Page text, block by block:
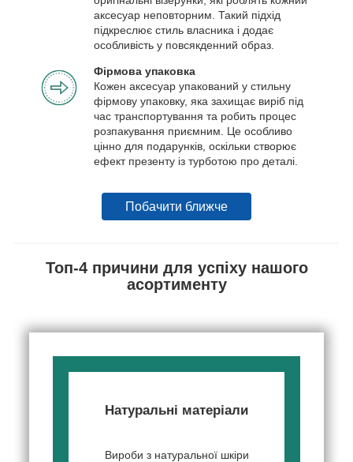
аксесуар неповторним. Такий підхід
підкреслює стиль власника і додає
особливість у повсякденний образ.
Фірмова упаковка
Кожен аксесуар упакований у стильну
фірмову упаковку, яка захищає виріб під
час транспортування та робить процес
розпакування приємним. Це особливо
цінно для подарунків, оскільки створює
ефект презенту із турботою про деталі.
Побачити ближче
Топ-4 причини для успіху нашого
асортименту
Натуральні матеріали
Вироби з натуральної шкіри